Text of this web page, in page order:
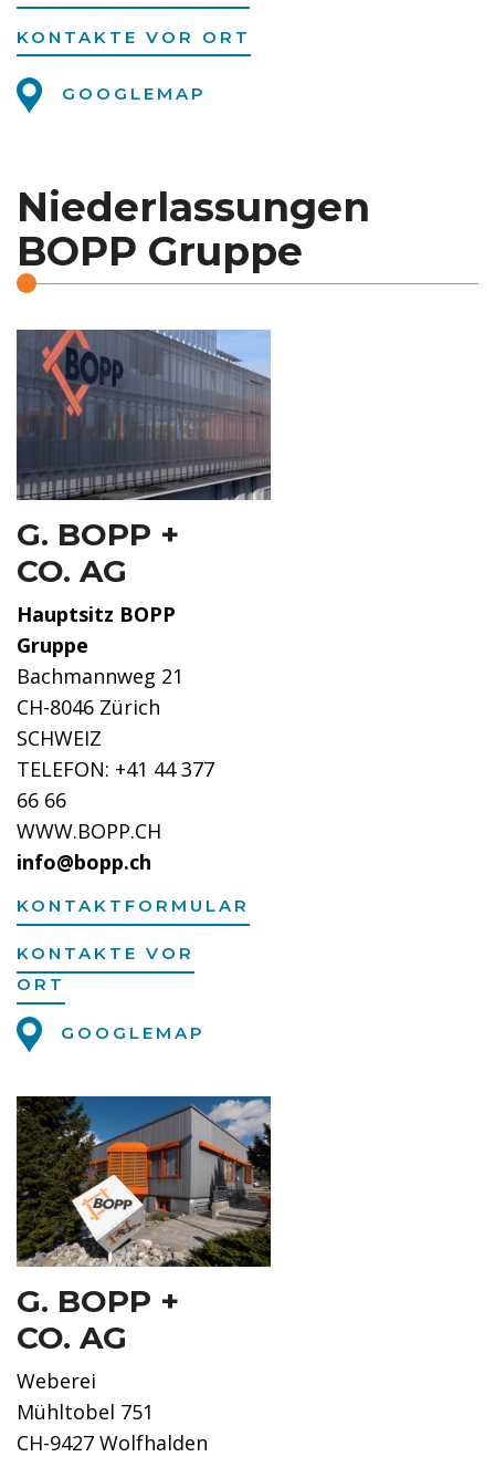
KONTAKTE VOR ORT
GOOGLEMAP
Niederlassungen
BOPP Gruppe
G. BOPP +
CO. AG
Hauptsitz BOPP
Gruppe
Bachmannweg 21
CH-8046 Zürich
SCHWEIZ
TELEFON: +41 44 377
66 66
WWW.BOPP.CH
info@bopp.ch
KONTAKTFORMULAR
KONTAKTE VOR
ORT
GOOGLEMAP
G. BOPP +
CO. AG
Weberei
Mühltobel 751
CH-9427 Wolfhalden